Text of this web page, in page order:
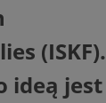
(ISKF).
ideą jest